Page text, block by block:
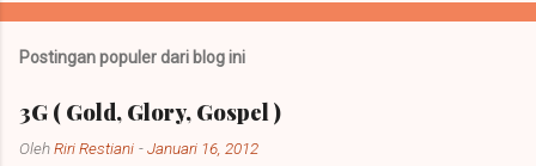
Postingan populer dari blog ini
3G ( Gold, Glory, Gospel )
OlehRiri Restiani -Januari 16, 2012